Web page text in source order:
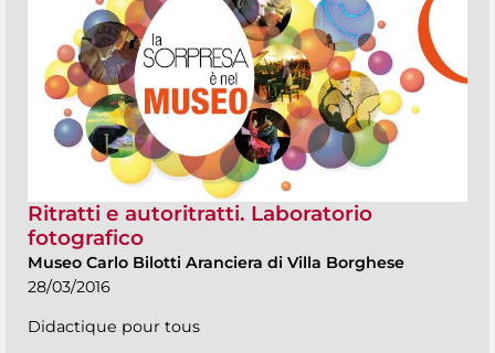
Ritratti e autoritratti. Laboratorio
fotografico
Museo Carlo Bilotti Aranciera di Villa Borghese
28/03/2016
Didactique pour tous